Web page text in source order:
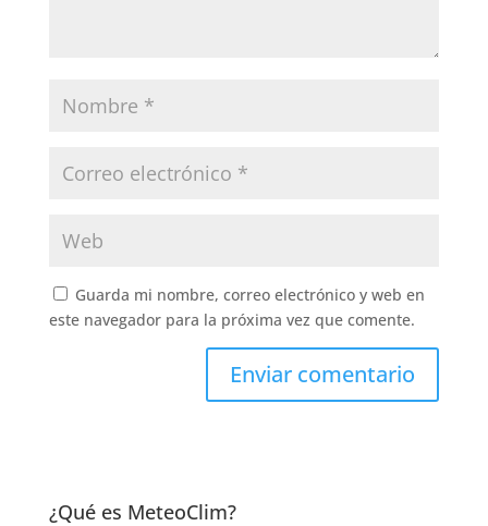
Guarda mi nombre, correo electrónico y web en
este navegador para la próxima vez que comente.
¿Qué es MeteoClim?